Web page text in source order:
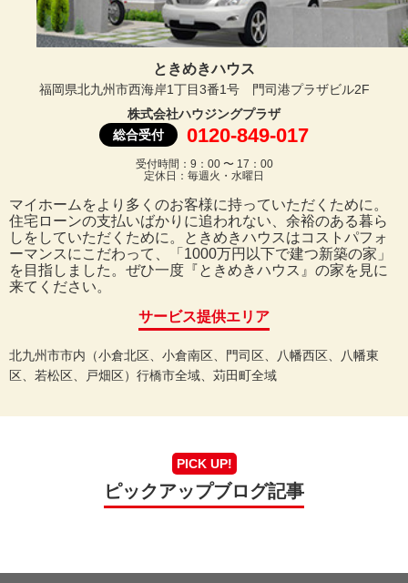
ときめきハウス
福岡県北九州市西海岸1丁目3番1号 門司港プラザビル2F
株式会社ハウジングプラザ
総合受付
0120-849-017
受付時間：9：00 〜 17：00
定休日：毎週火・水曜日
マイホームをより多くのお客様に持っていただくために。
住宅ローンの支払いばかりに追われない、余裕のある暮ら
しをしていただくために。ときめきハウスはコストパフォ
ーマンスにこだわって、「1000万円以下で建つ新築の家」
を目指しました。ぜひ一度『ときめきハウス』の家を見に
来てください。
サービス提供エリア
北九州市市内（小倉北区、小倉南区、門司区、八幡西区、八幡東
区、若松区、戸畑区）行橋市全域、苅田町全域
PICK UP!
ピックアップブログ記事